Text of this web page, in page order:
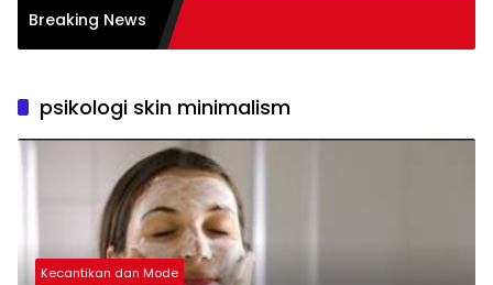
Breaking News
pada
psikologi skin minimalism
Kecantikan dan Mode